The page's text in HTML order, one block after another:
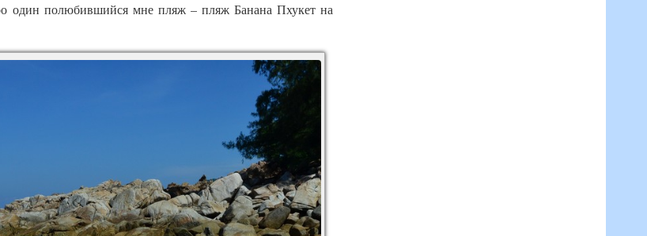
один полюбившийся мне пляж – пляж Банана Пхукет на